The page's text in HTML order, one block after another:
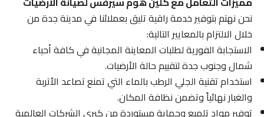
نحن نهتم بتوفير خدمة راقية تليق بعملائنا في مدينة جدة من
خلال الالتزام بالمعايير التالية:
الاستجابة الفورية لطلبات المعاينة المجانية في كافة أحياء
شمال وجنوب جدة لتقييم حالة الأرضيات.
استخدام تقنية الجلي الرطب بالماء التي تمنع تصاعد الأتربة
والغبار نهائياً وتضمن نظافة المكان.
توفير مواد تلميع وحماية مستوردة من كبرى الشركات العالمية